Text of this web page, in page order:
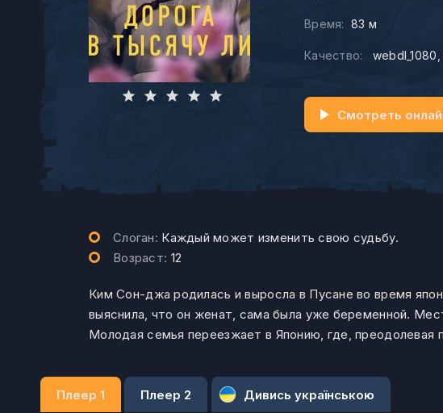
Время: 83 м
Качество: webdl_1080
Смотреть
Слоган: Каждый может изменить свою судьбу.
Возраст: 12
Ким Сон-джа родилась и выросла в Пусане во время
выяснила, что он женат, сама была уже беременной.
Молодая семья переезжает в Японию, где, преодолевая
Плеер 1 Плеер 2 Дивись українською